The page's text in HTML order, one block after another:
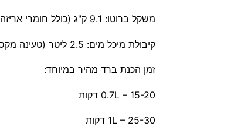
משקל ברוטו: 9.1 ק"ג (כולל חומרי אריזה)
קיבולת מיכל מים: 2.5 ליטר (טעינה מקסימלית 1.8L, מינימלית 0.46L)
זמן הכנת ברד מהיר במיוחד:
0.7L – 15-20 דקות
1L – 25-30 דקות